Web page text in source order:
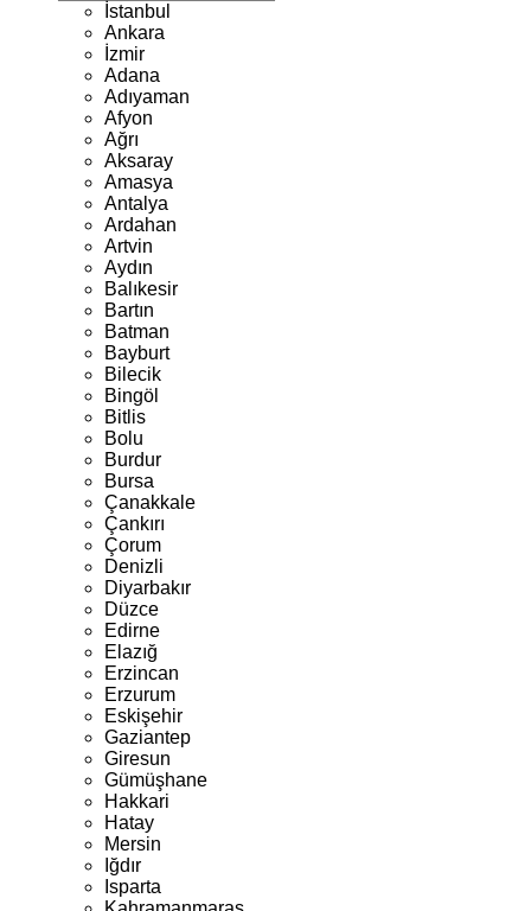
İstanbul
Ankara
İzmir
Adana
Adıyaman
Afyon
Ağrı
Aksaray
Amasya
Antalya
Ardahan
Artvin
Aydın
Balıkesir
Bartın
Batman
Bayburt
Bilecik
Bingöl
Bitlis
Bolu
Burdur
Bursa
Çanakkale
Çankırı
Çorum
Denizli
Diyarbakır
Düzce
Edirne
Elazığ
Erzincan
Erzurum
Eskişehir
Gaziantep
Giresun
Gümüşhane
Hakkari
Hatay
Mersin
Iğdır
Isparta